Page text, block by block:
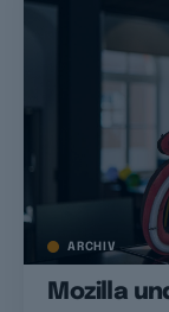
ARCHIV
Mozilla